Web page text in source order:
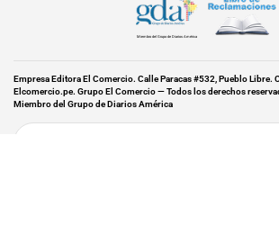
Miembro del Grupo de Diarios América
Empresa Editora El Comercio. Calle Paracas #532, Pueblo Libre.
Elcomercio.pe. Grupo El Comercio — Todos los derechos
Miembro del Grupo de Diarios América